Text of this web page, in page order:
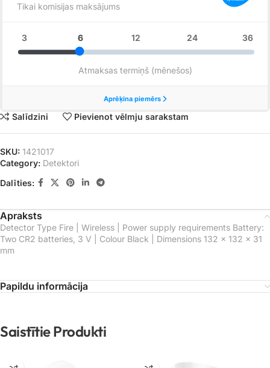
Salīdzini Pievienot vēlmju sarakstam
SKU: 1421017
Category: Detektori
Dalīties:
Apraksts
Detector Type Fire | Wireless | Power supply requirements Battery:
Two CR2 batteries, 3 V | Colour Black | Dimensions 132 × 132 × 31
mm
Papildu informācija
Saistītie Produkti